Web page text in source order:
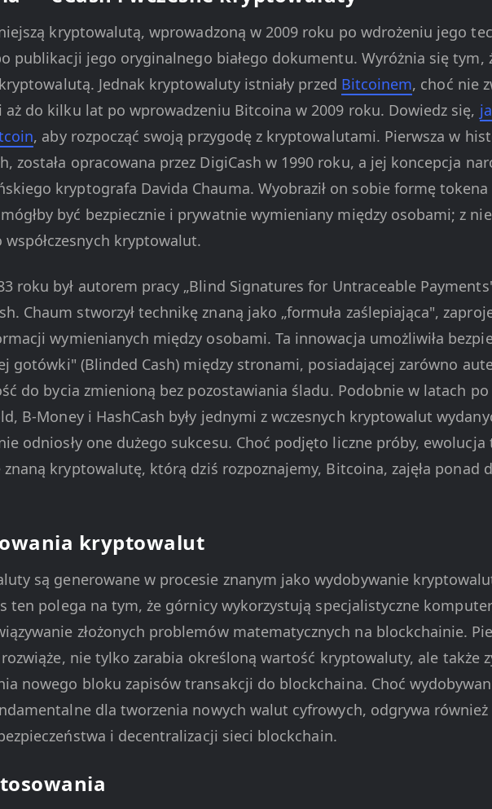
kryptowalutą, wprowadzoną w 2009 roku po wdrożeniu jego
publikacji jego oryginalnego białego dokumentu. Wyróżnia się tym,
Jednak kryptowaluty istniały przed Bitcoinem, choć nie
aż do kilku lat po wprowadzeniu Bitcoina w 2009 roku. Dowiedz się,
, aby rozpocząć swoją przygodę z kryptowalutami. Pierwsza w
została opracowana przez DigiCash w 1990 roku, a jej koncepcja
kryptografa Davida Chauma. Wyobraził on sobie formę tokena
być bezpiecznie i prywatnie wymieniany między osobami; z
kryptowalut.
roku był autorem pracy „Blind Signatures for Untraceable
Chaum stworzył technikę znaną jako „formuła zaślepiająca",
wymienianych między osobami. Ta innowacja umożliwiła
gotówki" (Blinded Cash) między stronami, posiadającej zarówno
do bycia zmienioną bez pozostawiania śladu. Podobnie w latach po
B-Money i HashCash były jednymi z wczesnych kryptowalut
odniosły one dużego sukcesu. Choć podjęto liczne próby, ewolucja
kryptowalutę, którą dziś rozpoznajemy, Bitcoina, zajęła ponad
kryptowalut
są generowane w procesie znanym jako wydobywanie
ten polega na tym, że górnicy wykorzystują specjalistyczne
złożonych problemów matematycznych na blockchainie.
nie tylko zarabia określoną wartość kryptowaluty, ale także
nowego bloku zapisów transakcji do blockchaina. Choć
dla tworzenia nowych walut cyfrowych, odgrywa również
i decentralizacji sieci blockchain.